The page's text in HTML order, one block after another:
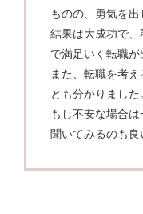
ものの、勇気を出
結果は大成功で
で満足いく転職が
また、転職を考
とも分かりました
もし不安な場合
聞いてみるのも良